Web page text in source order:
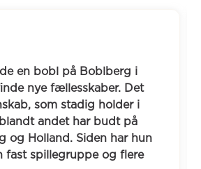
en bobl på Boblberg i
nye fællesskaber. Det
som stadig holder i
andet har budt på
og Holland. Siden har hun
fast spillegruppe og flere